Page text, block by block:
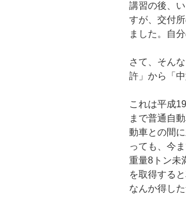
講習の後、
すが、交付
ました。自
さて、そん
許」から「
これは平成
まで普通自
動車との間
っても、今
重量8トン未
を取得する
なんか得した